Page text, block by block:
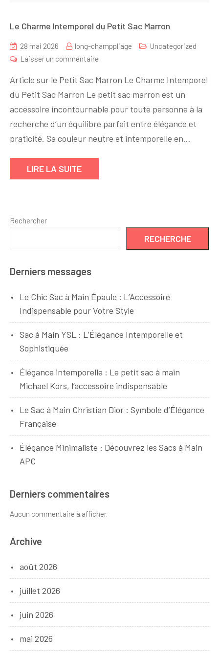
Le Charme Intemporel du Petit Sac Marron
28 mai 2026 long-champpliage
Uncategorized
Laisser un commentaire
Charme
Intemporel
du
Petit
Sac
Article sur le Petit Sac Marron Le Charme Intemporel
du Petit Sac Marron Le petit sac marron est un
accessoire incontournable pour toute personne à la
recherche d’un équilibre parfait entre élégance et
praticité. Sa couleur neutre et intemporelle en…
LIRE LA SUITE
Rechercher
RECHERCHE
Derniers messages
Le Chic Sac à Main Épaule : L’Accessoire
Indispensable pour Votre Style
Sac à Main YSL : L’Élégance Intemporelle et
Sophistiquée
Élégance intemporelle : Le petit sac à main
Michael Kors, l’accessoire indispensable
Le Sac à Main Christian Dior : Symbole d’Élégance
Française
Élégance Minimaliste : Découvrez les Sacs à Main
APC
Derniers commentaires
Aucun commentaire à afficher.
Archive
août 2026
juillet 2026
juin 2026
mai 2026